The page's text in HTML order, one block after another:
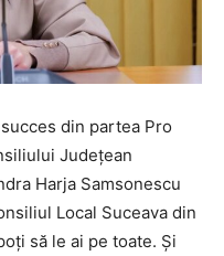
din partea Pro
Județean
Harja Samsonescu
Local Suceava din
să le ai pe toate. Și